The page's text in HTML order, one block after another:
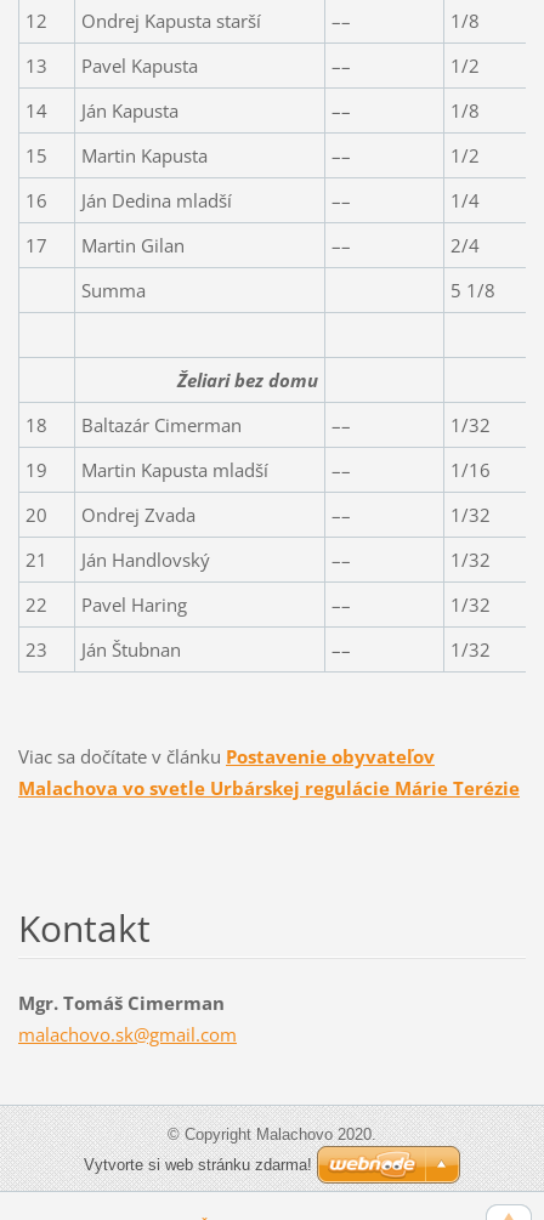
12
Ondrej Kapusta starší ––
1/8
13
Pavel Kapusta ––
1/2
14
Ján Kapusta ––
1/8
15
Martin Kapusta ––
1/2
16
Ján Dedina mladší ––
1/4
17
Martin Gilan ––
2/4
Summa
5 1/8
Želiari bez domu
18
Baltazár Cimerman ––
1/32
19
Martin Kapusta mladší ––
1/16
20
Ondrej Zvada ––
1/32
21
Ján Handlovský ––
1/32
22
Pavel Haring ––
1/32
23
Ján Štubnan –– 1/32
Viac sa dočítate v článku Postavenie obyvateľov
Malachova vo svetle Urbárskej regulácie Márie Terézie
Kontakt
Mgr. Tomáš Cimerman
malachovo.sk@gmail.com
© Copyright Malachovo 2020.
Vytvorte si web stránku zdarma!